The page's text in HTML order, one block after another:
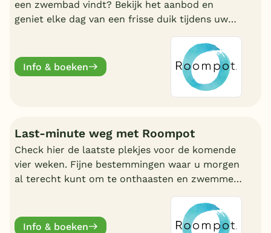
een zwembad vindt? Bekijk het aanbod en
geniet elke dag van een frisse duik tijdens uw
Info & boeken
Last-minute weg met Roompot
Check hier de laatste plekjes voor de komende
vier weken. Fijne bestemmingen waar u morgen
al terecht kunt om te onthaasten en zwemmen.
Info & boeken